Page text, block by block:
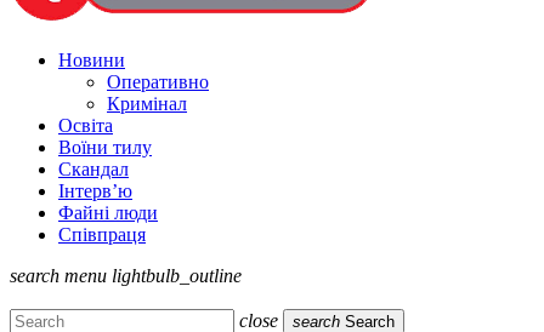
Новини
Оперативно
Кримінал
Освіта
Воїни тилу
Скандал
Інтерв’ю
Файні люди
Співпраця
search menu lightbulb_outline
close search Search